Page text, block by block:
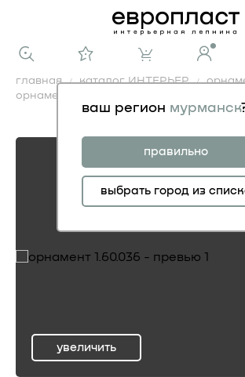
ваш регион мурманск
правильно
выбрать город из
главная каталог ИНТЕРЬЕР
орнамент 1.60.036
орнамент 1.60.036
увеличить